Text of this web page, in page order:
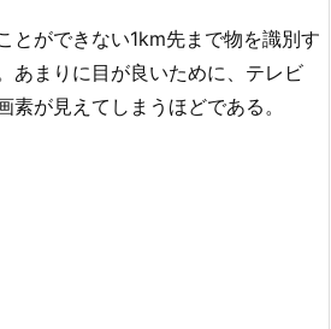
とができない1km先まで物を識別す
あまりに目が良いために、テレビ
素が見えてしまうほどである。